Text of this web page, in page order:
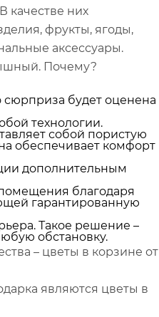
качестве них
фрукты, ягоды,
аксессуары.
Почему?
сюрприза будет оценена
технологии.
собой пористую
обеспечивает комфорт
дополнительным
благодаря
гарантированную
Такое решение –
обстановку.
– цветы в корзине от
являются цветы в